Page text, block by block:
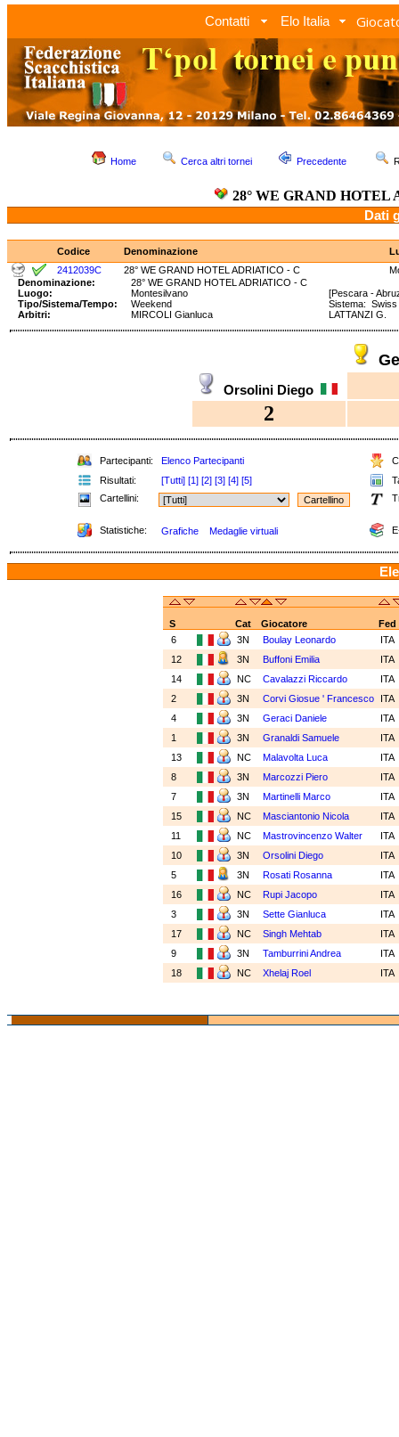
Contatti Elo Italia
Home Cerca altri tornei Precedente
28° WE GRAND HOTEL
Dati
Codice Denominazione
2412039C
28° WE GRAND HOTEL ADRIATICO - C
Denominazione:
28° WE GRAND HOTEL ADRIATICO - C
Luogo:
Montesilvano
[Pescara -
Tipo/Sistema/Tempo:
Weekend
Sistema:
Arbitri:
MIRCOLI Gianluca LATTANZI G.
Orsolini Diego
2
Partecipanti: Elenco Partecipanti
Risultati:
[Tutti] [1] [2] [3] [4] [5]
Cartellini:
Statistiche: Grafiche Medaglie virtuali
S Cat Giocatore
Fed
6
3N Boulay Leonardo
ITA
12
3N Buffoni Emilia
ITA
14
NC Cavalazzi Riccardo
ITA
2
3N Corvi Giosue ' Francesco
ITA
4
3N Geraci Daniele
ITA
1
3N Granaldi Samuele
ITA
13
NC Malavolta Luca
ITA
8
3N Marcozzi Piero
ITA
7
3N Martinelli Marco
ITA
15
NC Masciantonio Nicola
ITA
11
NC Mastrovincenzo Walter
ITA
10
3N Orsolini Diego
ITA
5
3N Rosati Rosanna
ITA
16
NC Rupi Jacopo
ITA
3
3N Sette Gianluca
ITA
17
NC Singh Mehtab
ITA
9
3N Tamburrini Andrea
ITA
18
NC Xhelaj Roel ITA